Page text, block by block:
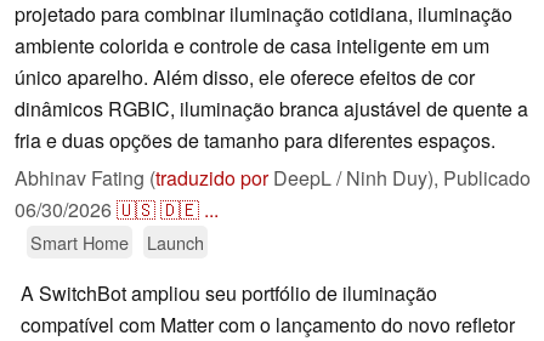
projetado para combinar iluminação cotidiana, iluminação
ambiente colorida e controle de casa inteligente em um
único aparelho. Além disso, ele oferece efeitos de cor
dinâmicos RGBIC, iluminação branca ajustável de quente a
fria e duas opções de tamanho para diferentes espaços.
Abhinav Fating (traduzido porDeepL / Ninh Duy), Publicado
06/30/2026🇺🇸🇩🇪 ...
Smart Home Launch
A SwitchBot ampliou seu portfólio de iluminação
compatível com Matter com o lançamento do novo refletor